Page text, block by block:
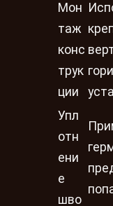
Мон
таж
конс
трук
ции
Упл
отн
ени
е
шво